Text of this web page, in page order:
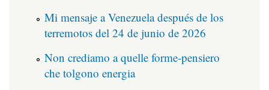
Mi mensaje a Venezuela después de los
terremotos del 24 de junio de 2026
Non crediamo a quelle forme-pensiero
che tolgono energia